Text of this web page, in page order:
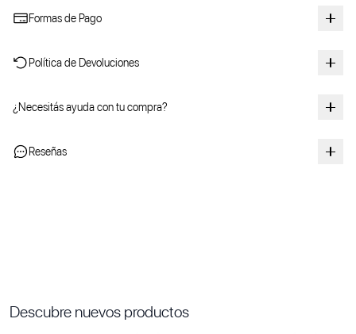
Formas de Pago
Política de Devoluciones
¿Necesitás ayuda con tu compra?
Reseñas
Descubre nuevos productos